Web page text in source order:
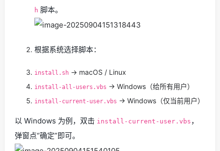
h 脚本。
根据系统选择脚本：
install.sh → macOS / Linux
install-all-users.vbs → Windows（给所有用户）
install-current-user.vbs → Windows（仅当前用户）
以 Windows 为例，双击 install-current-user.vbs ，
弹窗点“确定”即可。